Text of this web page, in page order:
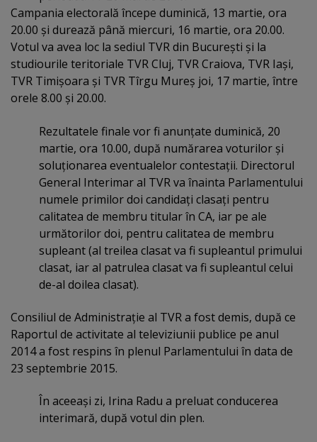
Campania electorală începe duminică, 13 martie, ora
20.00 şi durează până miercuri, 16 martie, ora 20.00.
Votul va avea loc la sediul TVR din Bucureşti şi la
studiourile teritoriale TVR Cluj, TVR Craiova, TVR Iaşi,
TVR Timişoara şi TVR Tîrgu Mureş joi, 17 martie, între
orele 8.00 şi 20.00.
Rezultatele finale vor fi anunţate duminică, 20
martie, ora 10.00, după numărarea voturilor şi
soluţionarea eventualelor contestaţii. Directorul
General Interimar al TVR va înainta Parlamentului
numele primilor doi candidaţi clasaţi pentru
calitatea de membru titular în CA, iar pe ale
următorilor doi, pentru calitatea de membru
supleant (al treilea clasat va fi supleantul primului
clasat, iar al patrulea clasat va fi supleantul celui
de-al doilea clasat).
Consiliul de Administraţie al TVR a fost demis, după ce
Raportul de activitate al televiziunii publice pe anul
2014 a fost respins în plenul Parlamentului în data de
23 septembrie 2015.
În aceeaşi zi, Irina Radu a preluat conducerea
interimară, după votul din plen.